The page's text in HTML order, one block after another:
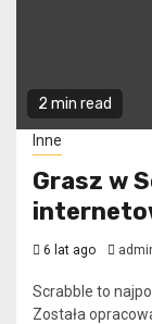
2 min read
Inne
Grasz w
6 lat ago
Scrabble to
Została